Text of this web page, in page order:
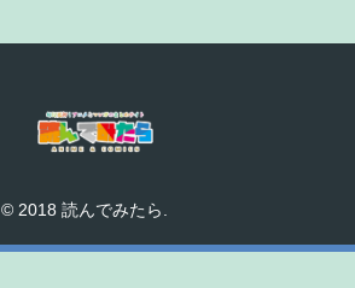
© 2018 読んでみたら.